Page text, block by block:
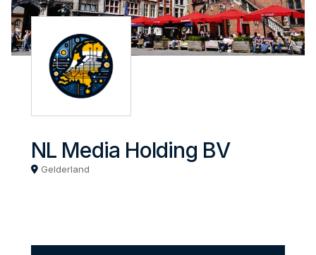
NL Media Holding BV
Gelderland